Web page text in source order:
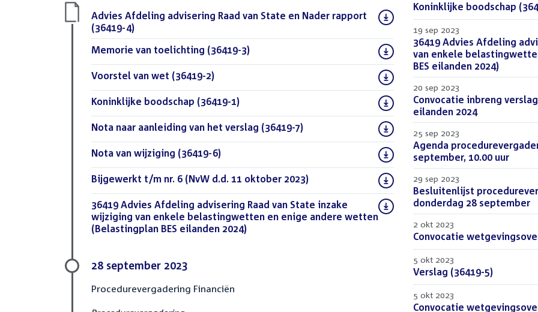
Download
bestand:
Advies Afdeling advisering Raad van State en Nader rapport
(36419-4)
Download
bestand:
Memorie van toelichting (36419-3)
Download
bestand:
Voorstel van wet (36419-2)
Download
bestand:
Koninklijke boodschap (36419-1)
Download
bestand:
Nota naar aanleiding van het verslag (36419-7)
Download
bestand:
Nota van wijziging (36419-6)
Download
bestand:
Bijgewerkt t/m nr. 6 (NvW d.d. 11 oktober 2023)
Download
bestand:
36419 Advies Afdeling advisering Raad van State inzake
wijziging van enkele belastingwetten en enige andere wetten
(Belastingplan BES eilanden 2024)
28 september 2023
Procedurevergadering Financiën
Download
bestand:
Koninklijke boodschap
19 sep 2023
Download
bestand:
36419 Advies Afdeling
van enkele
BES eilanden 2024)
20 sep 2023
Download
bestand:
Convocatie inbreng
eilanden 2024(PDF)
25 sep 2023
Download
bestand:
Agenda
september, 10.00 uur
29 sep 2023
Download
bestand:
Besluitenlijst
donderdag 28 september
2 okt 2023
Download
bestand:
Convocatie
5 okt 2023
Download
bestand:
Verslag (36419-5)
5 okt 2023
Download
Convocatie